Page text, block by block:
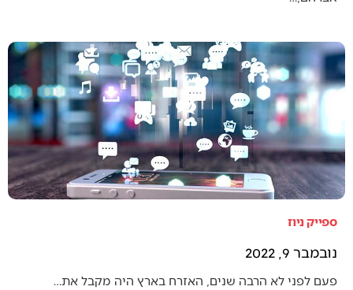
ספייק ניוז
נובמבר 9, 2022
פעם לפני לא הרבה שנים, האזרח בארץ היה מקבל את…